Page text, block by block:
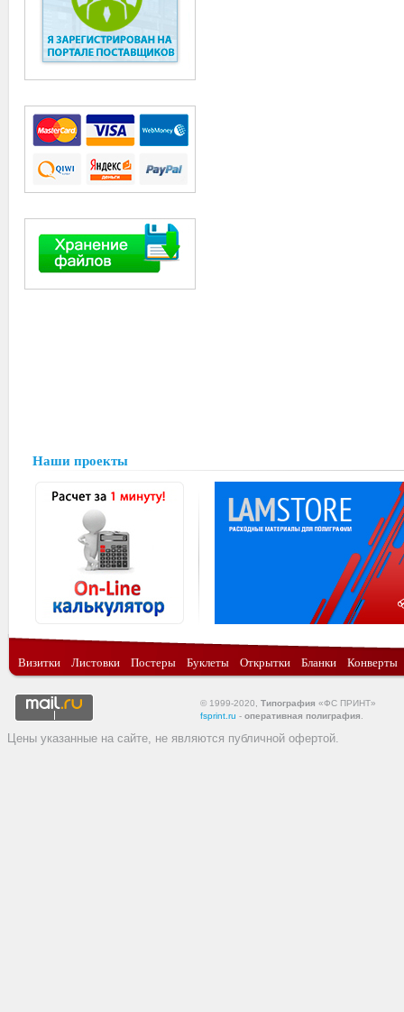
Наши проекты
Визитки Листовки Постеры Буклеты Открытки Бланки Конверты
© 1999-2020, Типография «ФС ПРИНТ»
fsprint.ru - оперативная полиграфия
Цены указанные на сайте, не являются публичной офертой.